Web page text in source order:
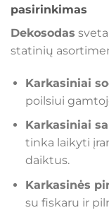
pasirinkimas
Dekosodas
statinių
Karkasiniai
poilsiui
Karkasiniai
tinka laikyti
daiktus.
Karkasinės
su fiskaru ir